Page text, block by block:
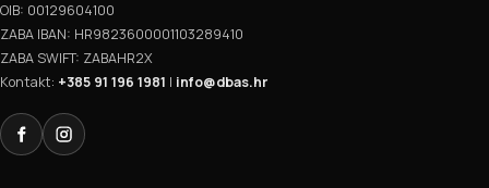
OIB: 00129604100
ZABA IBAN: HR9823600001103289410
ZABA SWIFT: ZABAHR2X
Kontakt: +385 91 196 1981 | info@dbas.hr
FacebookInstagram